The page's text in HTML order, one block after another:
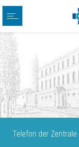
Telefon der Zentrale